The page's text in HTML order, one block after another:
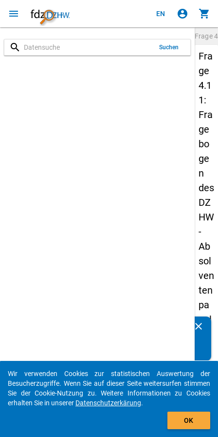
menu EN account_circle shopping_cart
search Suchen
Frage
Fra
ge
4.1
1:
Fra
ge
bo
ge
n
des
DZ
HW
-
Ab
sol
ven
ten
pa
nel
89
-
ers
clear
auto_stories
add_shopping_cart
Wir verwenden Cookies zur statistischen Auswertung der
Besucherzugriffe. Wenn Sie auf dieser Seite weitersurfen stimmen
Sie der Cookie-Nutzung zu. Weitere Informationen zu Cookies
erhalten Sie in unserer Datenschutzerkärung.
OK